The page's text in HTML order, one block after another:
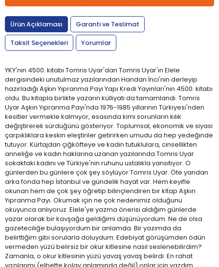
Ürün Açıklaması
Garanti ve Teslimat
Taksit Seçenekleri
Yorumlar
YKY'nin 4500. kitabı Tomris Uyar'dan Tomris Uyar'ın Elele
dergisindeki unutulmaz yazılarından Handan İnci'nin derleyip
hazırladığı Aşkın Yıpranma Payı Yapı Kredi Yayınları'nın 4500. kitabı
oldu. Bu kitapla birlikte yazarın külliyatı da tamamlandı. Tomris
Uyar Aşkın Yıpranma Payı'nda 1976-1985 yıllarının Türkiyesi'nden
kesitler vermekle kalmıyor, esasında kimi sorunların kılık
değiştirerek sürdüğünü gösteriyor. Toplumsal, ekonomik ve siyasi
çarpıklıklara keskin eleştiriler getirirken umudu da hep yedeğinde
tutuyor. Kürtajdan çiğköfteye ve kadın tutuklulara, cinsellikten
anneliğe ve kadın haklarına uzanan yazılarında Tomris Uyar
sokaktaki kadını ve Türkiye'nin ruhunu ustalıkla yansıtıyor. O
günlerden bu günlere çok şey söylüyor Tomris Uyar. Öte yandan
arka fonda hep İstanbul ve gündelik hayat var. Hem keyifle
okunan hem de çok şey öğretip bilinçlendiren bir kitap Aşkın
Yıpranma Payı. Okumak için ne çok nedenimiz olduğunu
okuyunca anlıyoruz. Elele'ye yazma önerisi aldığım günlerde
yazar olarak bir kavşağa geldiğimi düşünüyordum. Ne de olsa
gazeteciliğe bulaşıyordum bir anlamda. Bir yazımda da
belirttiğim gibi sorularla doluydum: Edebiyat görüşümden ödün
vermeden yüzü belirsiz bir okur kitlesine nasıl seslenebilirdim?
Zamanla, o okur kitlesinin yüzü yavaş yavaş belirdi. En rahat